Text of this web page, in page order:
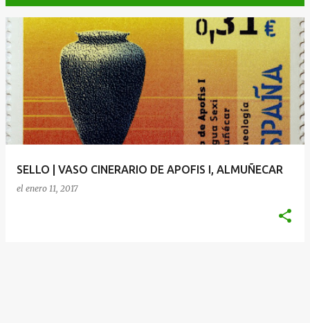
E
n
t
r
a
d
SELLO | VASO CINERARIO DE APOFIS I, ALMUÑECAR
el enero 11, 2017